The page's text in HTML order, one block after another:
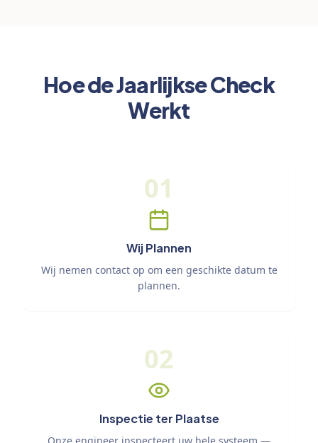
Hoe de Jaarlijkse Check
Werkt
01
Wij Plannen
Wij nemen contact op om een geschikte datum te
plannen.
02
Inspectie ter Plaatse